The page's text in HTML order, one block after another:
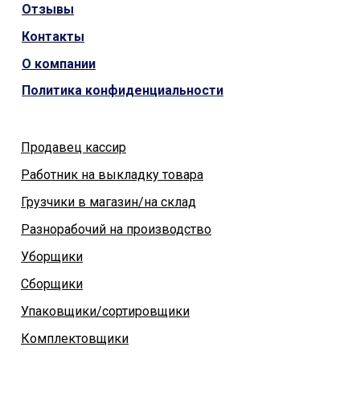
Политика конфиденциальности
Комплектовщики
Упаковщики/сортировщики
Сборщики
Уборщики
Разнорабочий на производство
Грузчики в магазин/на склад
Работник на выкладку товара
Продавец кассир
О компании
Контакты
Отзывы